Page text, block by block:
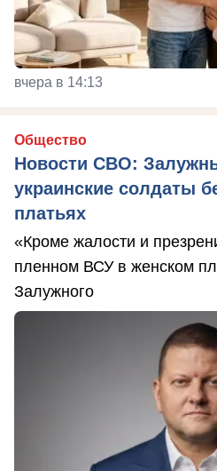
вчера в 14:13
Общество
Новости СВО:
украинские солдаты
платьях
«Кроме жалости и
пленном ВСУ в женском
Залужного